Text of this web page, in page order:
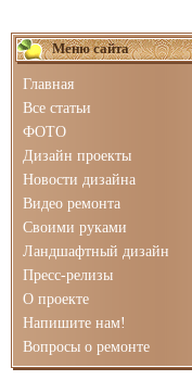
Меню сайта
Главная
Все статьи
ФОТО
Дизайн проекты
Новости дизайна
Видео ремонта
Своими руками
Ландшафтный дизайн
Пресс-релизы
О проекте
Напишите нам!
Вопросы о ремонте